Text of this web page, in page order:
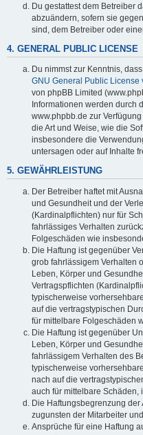
Du gestattest dem Betreiber
abzuändern, sofern sie
sind, dem Betreiber oder
4. GENERAL PUBLIC LICENSE
Du nimmst zur Kenntnis,
GNU General Public License
von phpBB Limited
Informationen werden durch
www.phpbb.de zur
die Art und Weise, wie die
insbesondere die
untersagen oder auf Inhalte
5. GEWÄHRLEISTUNG
Der Betreiber haftet mit
und Gesundheit und der
(Kardinalpflichten) nur für
fahrlässiges Verhalten
Folgeschäden wie
Die Haftung ist gegenüber
grob fahrlässigem Verhalten
Leben, Körper und
Vertragspflichten
typischerweise
auf die vertragstypischen
für mittelbare Folgeschäden
Die Haftung ist gegenüber
Leben, Körper und
fahrlässigem Verhalten des
typischerweise
nach auf die
auch für mittelbare Schäden,
Die Haftungsbegrenzung
zugunsten der Mitarbeiter
Ansprüche für eine Haftung